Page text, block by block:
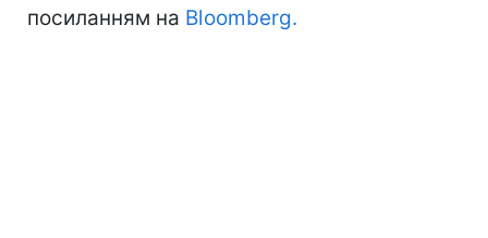
посиланням на Bloomberg.